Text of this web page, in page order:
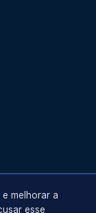
melhorar a
esse